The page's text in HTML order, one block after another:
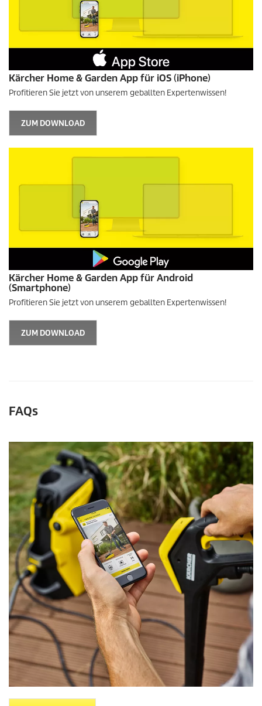
Kärcher Home & Garden App für iOS (iPhone)
Profitieren Sie jetzt von unserem geballten Expertenwissen!
ZUM DOWNLOAD
Kärcher Home & Garden App für Android
(Smartphone)
Profitieren Sie jetzt von unserem geballten Expertenwissen!
ZUM DOWNLOAD
FAQs